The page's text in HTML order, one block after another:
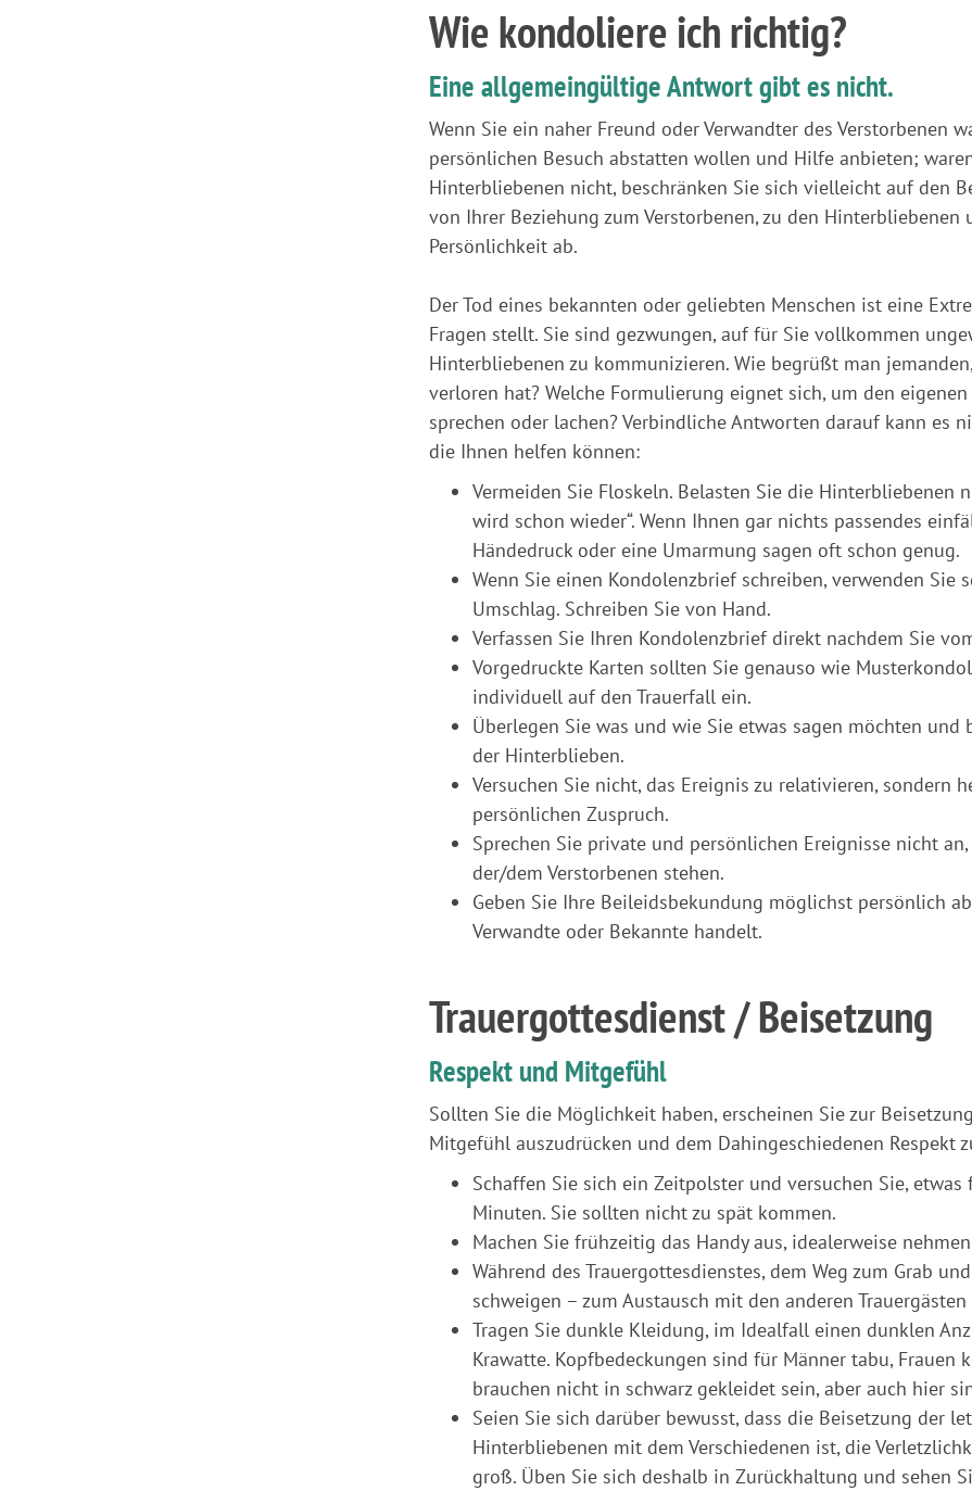
Wie kondoliere ich richtig?
Eine allgemeingültige Antwort gibt es nicht.
Wenn Sie ein naher Freund oder Verwandter des Verstorbenen
persönlichen Besuch abstatten wollen und Hilfe anbieten;
Hinterbliebenen nicht, beschränken Sie sich vielleicht auf den
von Ihrer Beziehung zum Verstorbenen, zu den
Persönlichkeit ab.
Der Tod eines bekannten oder geliebten Menschen ist eine
Fragen stellt. Sie sind gezwungen, auf für Sie vollkommen
Hinterbliebenen zu kommunizieren. Wie begrüßt man
verloren hat? Welche Formulierung eignet sich, um den
sprechen oder lachen? Verbindliche Antworten darauf kann es
die Ihnen helfen können:
Vermeiden Sie Floskeln. Belasten Sie die Hinterbliebenen
wird schon wieder“. Wenn Ihnen gar nichts passendes
Händedruck oder eine Umarmung sagen oft schon genug.
Wenn Sie einen Kondolenzbrief schreiben, verwenden
Umschlag. Schreiben Sie von Hand.
Verfassen Sie Ihren Kondolenzbrief direkt nachdem Sie
Vorgedruckte Karten sollten Sie genauso wie
individuell auf den Trauerfall ein.
Überlegen Sie was und wie Sie etwas sagen möchten
der Hinterblieben.
Versuchen Sie nicht, das Ereignis zu relativieren, sondern
persönlichen Zuspruch.
Sprechen Sie private und persönlichen Ereignisse nicht
der/dem Verstorbenen stehen.
Geben Sie Ihre Beileidsbekundung möglichst persönlich
Verwandte oder Bekannte handelt.
Trauergottesdienst / Beisetzung
Respekt und Mitgefühl
Sollten Sie die Möglichkeit haben, erscheinen Sie zur
Mitgefühl auszudrücken und dem Dahingeschiedenen Respekt
Schaffen Sie sich ein Zeitpolster und versuchen Sie,
Minuten. Sie sollten nicht zu spät kommen.
Machen Sie frühzeitig das Handy aus, idealerweise
Während des Trauergottesdienstes, dem Weg zum Grab
schweigen – zum Austausch mit den anderen
Tragen Sie dunkle Kleidung, im Idealfall einen dunklen
Krawatte. Kopfbedeckungen sind für Männer tabu, Frauen
brauchen nicht in schwarz gekleidet sein, aber auch hier
Seien Sie sich darüber bewusst, dass die Beisetzung der
Hinterbliebenen mit dem Verschiedenen ist, die
groß. Üben Sie sich deshalb in Zurückhaltung und sehen